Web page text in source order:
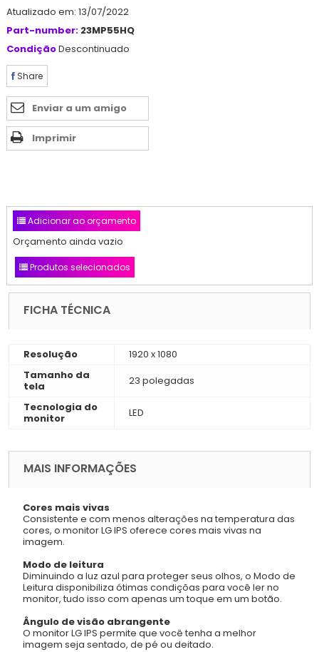
Atualizado em: 13/07/2022
Part-number: 23MP55HQ
CondiçãoDescontinuado
Share
Enviar a um amigo
Imprimir
Adicionar ao orçamento
Orçamento ainda vazio
Produtos selecionados
FICHA TÉCNICA
Resolução
1920 x 1080
Tamanho da
tela
23 polegadas
Tecnologia do
monitor
LED
MAIS INFORMAÇÕES
Cores mais vivas
Consistente e com menos alterações na temperatura das
cores, o monitor LG IPS oferece cores mais vivas na
imagem.
Modo de leitura
Diminuindo a luz azul para proteger seus olhos, o Modo de
Leitura disponibiliza ótimas condiçõas para você ler no
monitor, tudo isso com apenas um toque em um botão.
Ângulo de visão abrangente
O monitor LG IPS permite que você tenha a melhor
imagem seja sentado, de pé ou deitado.